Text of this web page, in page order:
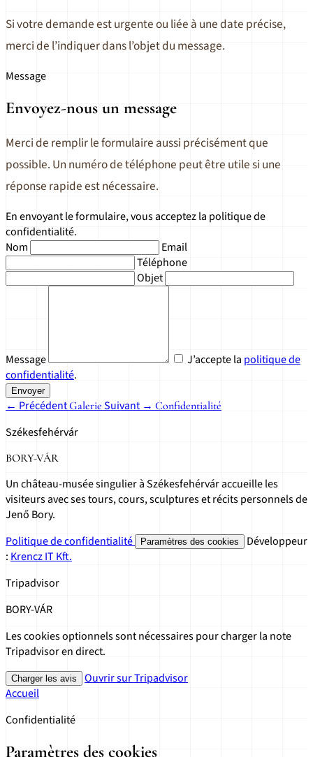
Si votre demande est urgente ou liée à une date précise,
merci de l’indiquer dans l’objet du message.
Message
Envoyez-nous un message
Merci de remplir le formulaire aussi précisément que
possible. Un numéro de téléphone peut être utile si une
réponse rapide est nécessaire.
En envoyant le formulaire, vous acceptez la politique de
confidentialité.
Nom
Email
Téléphone
Objet
Message J’accepte la politique de
confidentialité.
Envoyer
← PrécédentGalerie Suivant → Confidentialité
Székesfehérvár
BORY-VÁR
Un château-musée singulier à Székesfehérvár accueille les
visiteurs avec ses tours, cours, sculptures et récits personnels de
Jenő Bory.
Politique de confidentialité
Paramètres des cookies
Développeur
: Krencz IT Kft.
Tripadvisor
BORY-VÁR
Les cookies optionnels sont nécessaires pour charger la note
Tripadvisor en direct.
Charger les avis
Ouvrir sur Tripadvisor
Accueil
Confidentialité
Paramètres des cookies